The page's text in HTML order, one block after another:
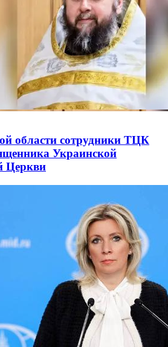
области сотрудники ТЦК
Украинской
Церкви